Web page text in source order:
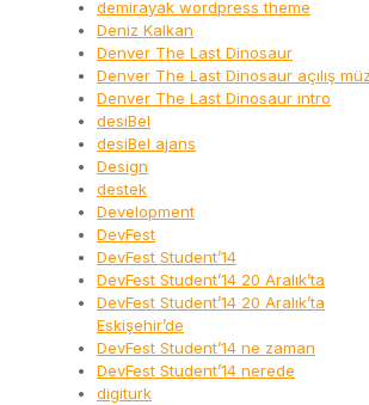
demirayak wordpress theme
Deniz Kalkan
Denver The Last Dinosaur
Denver The Last Dinosaur açılış
Denver The Last Dinosaur intro
desiBel
desiBel ajans
Design
destek
Development
DevFest
DevFest Student’14
DevFest Student’14 20 Aralık’ta
DevFest Student’14 20 Aralık’ta
Eskişehir’de
DevFest Student’14 ne zaman
DevFest Student’14 nerede
digiturk